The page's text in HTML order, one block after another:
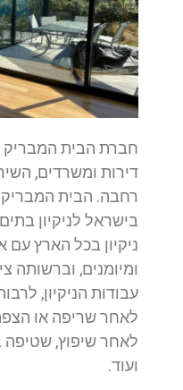
חברת הבית המבריק
דירות ומשרדים,
רחבה. הבית
בישראל לניקיון
ניקיון בכל הארץ עם
ומיומנים, וברשותה
עבודות הניקיון,
לאחר שריפה או הצפה,
לאחר שיפוץ, שטיפה
ועוד.